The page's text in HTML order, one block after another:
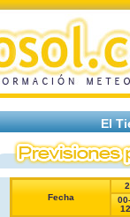
El
Fecha
12